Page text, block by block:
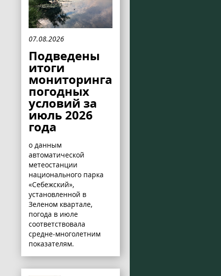
07.08.2026
Подведены
итоги
мониторинга
погодных
условий за
июль 2026
года
о данным
автоматической
метеостанции
национального парка
«Себежский»,
установленной в
Зеленом квартале,
погода в июле
соответствовала
средне-многолетним
показателям.